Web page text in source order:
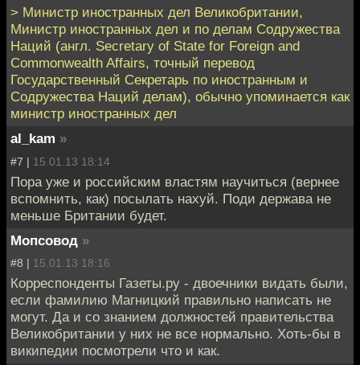
> Министр иностранных дел Великобритании,
Министр иностранных дел и по делам Содружества
Наций (англ. Secretary of State for Foreign and
Commonwealth Affairs, точный перевод
Государственный Секретарь по иностранным и
Содружества Наций делам), обычно упоминается как
министр иностранных дел
al_kam »
#7 | 15.01.13 18:14
Пора уже и российским властям научиться (вернее
вспомнить, как) посылать нахуй. Поди держава не
меньше Британии будет.
Мопсовод »
#8 | 15.01.13 18:16
Корреспонденты Газеты.ру - двоечники видать были,
если фамилию Магницкий правильно написать не
могут. Да и со знанием должностей правительства
Великобритании у них не все нормально. Хоть-бы в
википедии посмотрели что и как.